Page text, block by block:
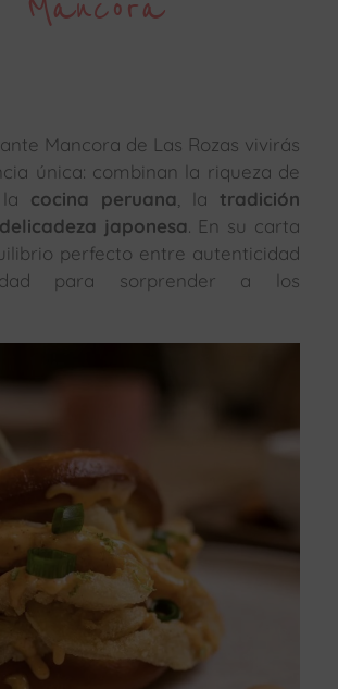
Mancora de Las Rozas vivirás
única: combinan la riqueza de
cocina peruana , la tradición
delicadeza japonesa . En su carta
perfecto entre autenticidad
para sorprender a los